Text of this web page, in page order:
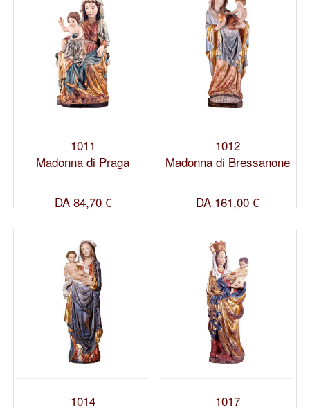
1011
Madonna di Praga
DA84,70 €
1012
Madonna di Bressanone
DA 161,00 €
1014
1017